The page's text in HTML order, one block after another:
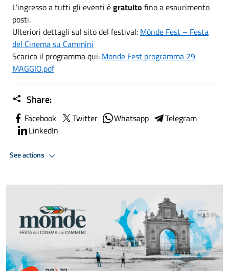
L'ingresso a tutti gli eventi ègratuito fino a esaurimento
posti.
Ulteriori dettagli sul sito del festival: Mònde Fest – Festa
del Cinema su Cammini
Scarica il programma qui: Monde Fest programma 29
MAGGIO.pdf
Share:
Facebook Twitter Whatsapp
Telegram
LinkedIn
See actions